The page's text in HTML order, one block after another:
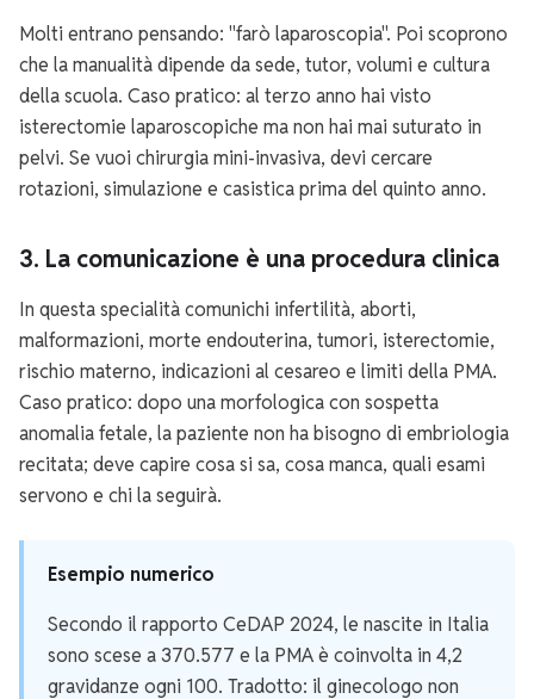
Molti entrano pensando: "farò laparoscopia". Poi scoprono
che la manualità dipende da sede, tutor, volumi e cultura
della scuola. Caso pratico: al terzo anno hai visto
isterectomie laparoscopiche ma non hai mai suturato in
pelvi. Se vuoi chirurgia mini-invasiva, devi cercare
rotazioni, simulazione e casistica prima del quinto anno.
3. La comunicazione è una procedura clinica
In questa specialità comunichi infertilità, aborti,
malformazioni, morte endouterina, tumori, isterectomie,
rischio materno, indicazioni al cesareo e limiti della PMA.
Caso pratico: dopo una morfologica con sospetta
anomalia fetale, la paziente non ha bisogno di embriologia
recitata; deve capire cosa si sa, cosa manca, quali esami
servono e chi la seguirà.
Esempio numerico
Secondo il rapporto CeDAP 2024, le nascite in Italia
sono scese a 370.577 e la PMA è coinvolta in 4,2
gravidanze ogni 100. Tradotto: il ginecologo non